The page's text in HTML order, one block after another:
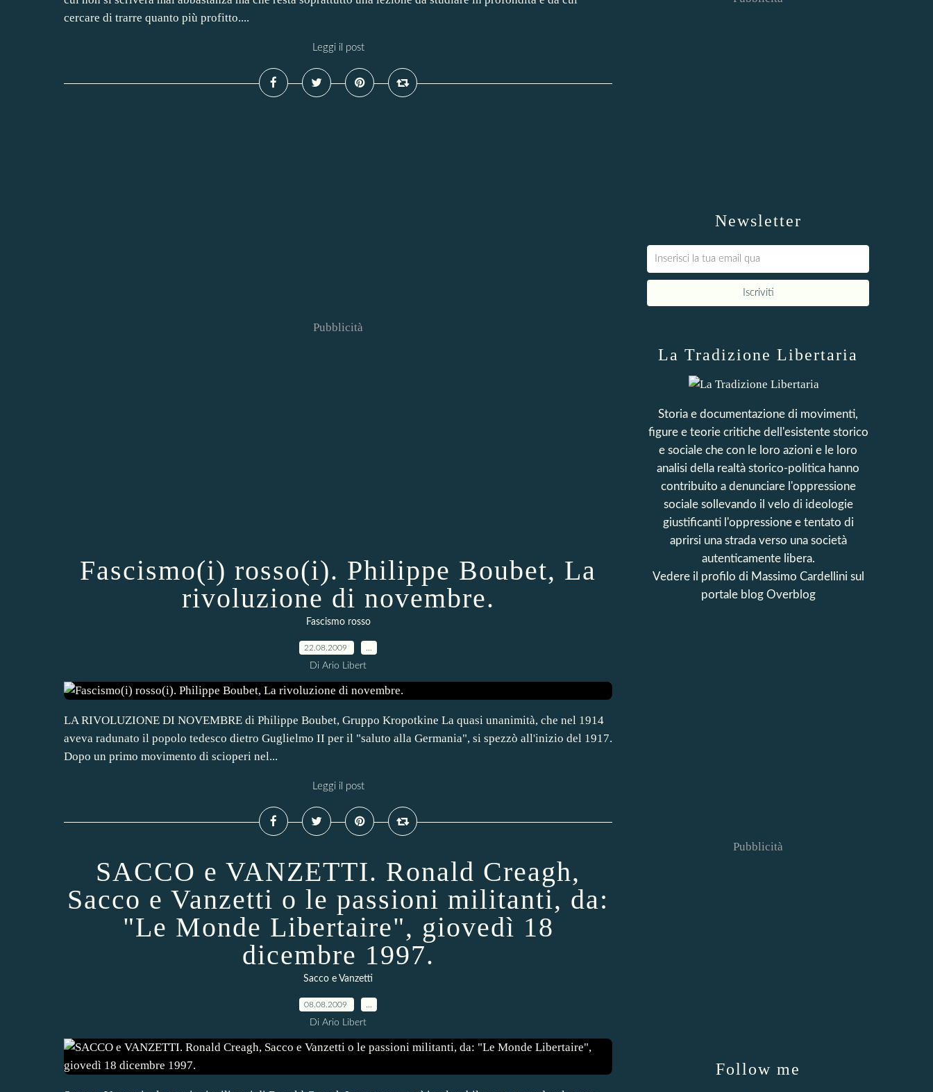
cercare di trarre quanto più profitto....
Leggi il post
Pubblicità
Fascismo(i) rosso(i). Philippe Boubet, La
rivoluzione di novembre.
Fascismo rosso
22.08.2009
Di Ario Libert
LA RIVOLUZIONE DI NOVEMBRE di Philippe Boubet, Gruppo Kropotkine La quasi unanimità, che nel 1914
aveva radunato il popolo tedesco dietro Guglielmo II per il "saluto alla Germania", si spezzò all'inizio del 1917.
Dopo un primo movimento di scioperi nel...
Leggi il post
SACCO e VANZETTI. Ronald Creagh,
Sacco e Vanzetti o le passioni militanti, da:
"Le Monde Libertaire", giovedì 18
dicembre 1997.
Sacco e Vanzetti
08.08.2009
Di Ario Libert
Newsletter
La Tradizione Libertaria
Storia e documentazione di movimenti,
figure e teorie critiche dell'esistente storico
e sociale che con le loro azioni e le loro
analisi della realtà storico-politica hanno
contribuito a denunciare l'oppressione
sociale sollevando il velo di ideologie
giustificanti l'oppressione e tentato di
aprirsi una strada verso una società
autenticamente libera.
Vedere il profilo di Massimo Cardellini sul
portale blog Overblog
Follow me
Pubblicità